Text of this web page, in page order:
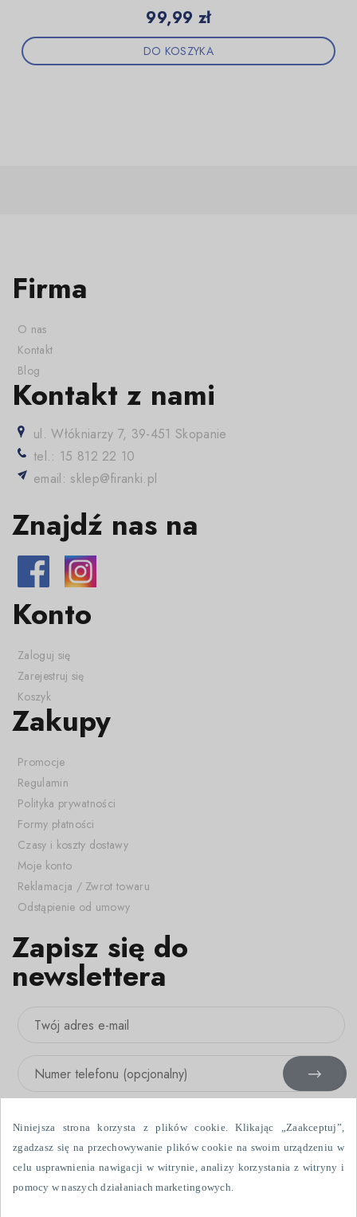
Cena
99,99 zł
DO KOSZYKA
Firma
O nas
Kontakt
Blog
Kontakt z nami
ul. Włókniarzy 7, 39-451 Skopanie
tel.: 15 812 22 10
email: sklep@firanki.pl
Znajdź nas na
Konto
Zaloguj się
Zarejestruj się
Koszyk
Zakupy
Promocje
Regulamin
Polityka prywatności
Formy płatności
Czasy i koszty dostawy
Moje konto
Reklamacja / Zwrot towaru
Odstąpienie od umowy
Zapisz się do
newslettera
Wyrażam zgodę na otrzymywanie informacji handlowych drogą
elektroniczną i przy użyciu urządzeń telefonicznych, wysłanych przez
Niniejsza strona korzysta z plików cookie. Klikając „Zaakceptuj”,
zgadzasz się na przechowywanie plików cookie na swoim urządzeniu w
celu usprawnienia nawigacji w witrynie, analizy korzystania z witryny i
pomocy w naszych działaniach marketingowych.